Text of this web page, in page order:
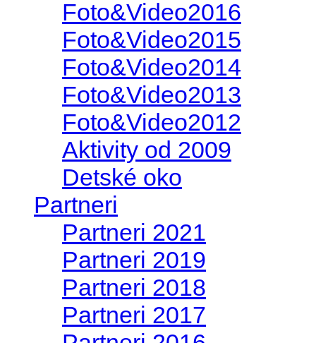
Foto&Video2016
Foto&Video2015
Foto&Video2014
Foto&Video2013
Foto&Video2012
Aktivity od 2009
Detské oko
Partneri
Partneri 2021
Partneri 2019
Partneri 2018
Partneri 2017